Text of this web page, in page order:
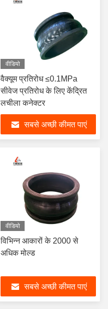
वीडियो
वैक्यूम प्रतिरोध ≤0.1MPa
सीवेज प्रतिरोध के लिए केंद्रित
लचीला कनेक्टर
सबसे अच्छी कीमत पाएं
वीडियो
विभिन्न आकारों के 2000 से
अधिक मोल्ड
सबसे अच्छी कीमत पाएं